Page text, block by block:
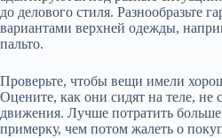
до делового стиля. Разнообразьте
вариантами верхней одежды,
пальто.
Проверьте, чтобы вещи имели
Оцените, как они сидят на теле, не
движения. Лучше потратить
примерку, чем потом жалеть о